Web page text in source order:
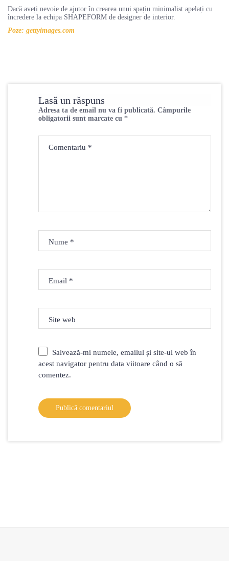
Dacă aveți nevoie de ajutor în crearea unui spațiu minimalist apelați cu
încredere la echipa SHAPEFORM de designer de interior.
Poze: gettyimages.com
Lasă un răspuns
Adresa ta de email nu va fi publicată. Câmpurile
obligatorii sunt marcate cu *
Comentariu *
Nume *
Email *
Site web
Salvează-mi numele, emailul și site-ul web în
acest navigator pentru data viitoare când o să
comentez.